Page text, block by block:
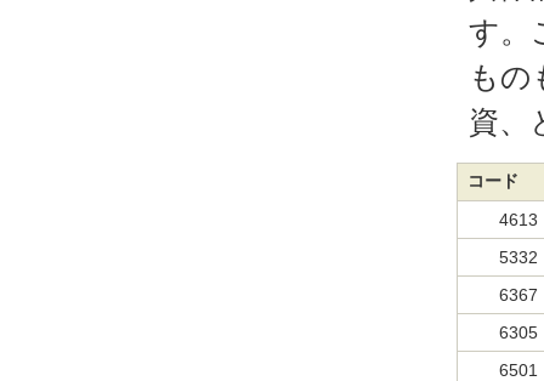
す。
もの
資、
コード
4613
5332
6367
6305
6501